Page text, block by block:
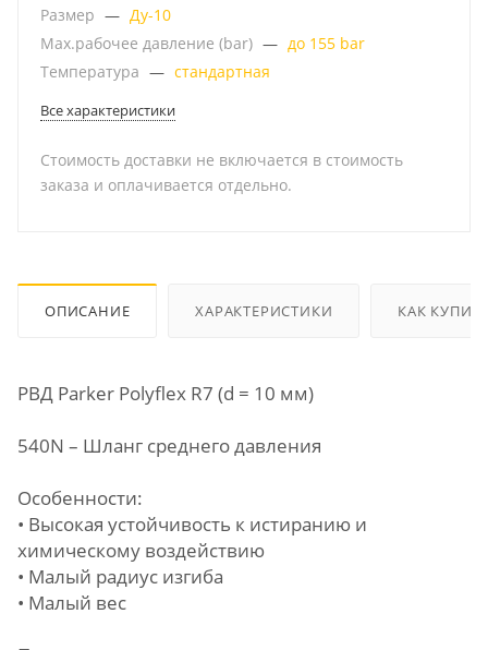
Размер — Ду-10
Мах.рабочее давление (bar) — до 155 bar
Температура — стандартная
Все характеристики
Стоимость доставки не включается в стоимость
заказа и оплачивается отдельно.
ОПИСАНИЕ ХАРАКТЕРИСТИКИ КАК
РВД Parker Polyflex R7 (d = 10 мм)
540N – Шланг среднего давления
Особенности:
• Высокая устойчивость к истиранию и
химическому воздействию
• Малый радиус изгиба
• Малый вес